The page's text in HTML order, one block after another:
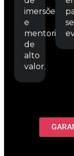
imersões
e
mentorias
de
alto
valor.